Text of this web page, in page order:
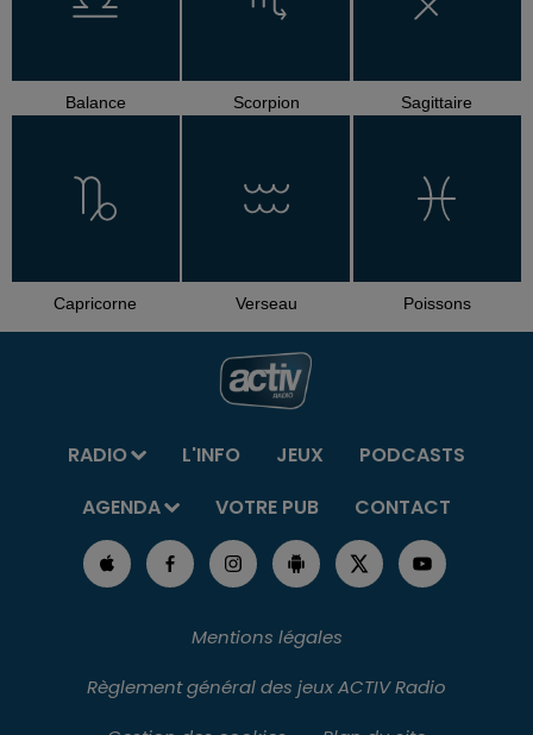
Balance Scorpion Sagittaire
Capricorne Verseau Poissons
RADIO L'INFO JEUX
PODCASTS
AGENDA
VOTRE PUB CONTACT
Mentions légales
Règlement général des jeux ACTIV Radio